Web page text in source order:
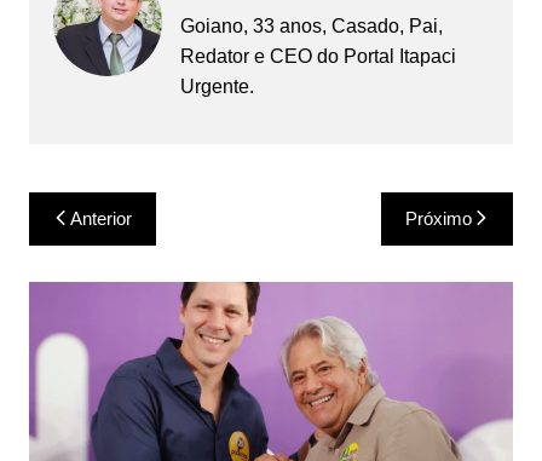
Goiano, 33 anos, Casado, Pai,
Redator e CEO do Portal Itapaci
Urgente.
Navegação
de
Post
Anterior Próximo